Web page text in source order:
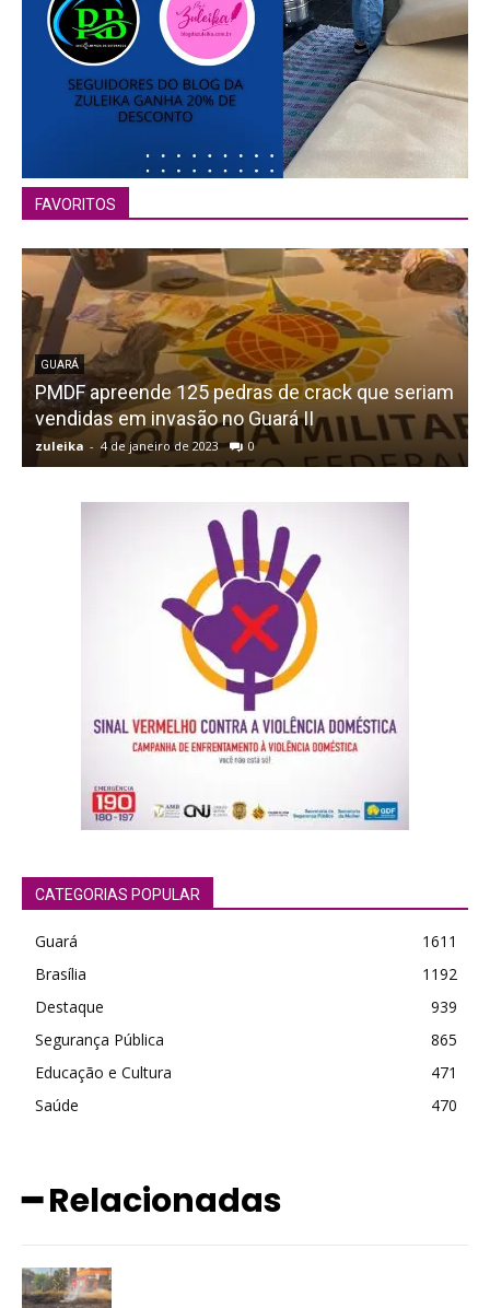
FAVORITOS
GUARÁ
PMDF apreende 125 pedras de crack que seriam
vendidas em invasão no Guará II
zuleika - 4 de janeiro de 2023 0
CATEGORIAS POPULAR
Guará
1611
Brasília
1192
Destaque
939
Segurança Pública
865
Educação e Cultura
471
Saúde
470
━ Relacionadas